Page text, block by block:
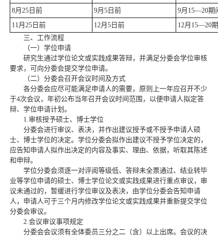
8月25日前
9月5日前
9月15—20期
11月25日前
12月5日前
12月15—20
三、工作流程
（一）学位申请
研究生通过学位论文或实践成果答辩，并满足分委会学位审核
要求，可向分委会提交学位申请。
（二）分委会召开会议时间及方式
各分委会应尽可能满足申请人的需要，原则上一年应召开不少
于4次会议，年初公布当年召开会议时间范围，以便申请人拟定答
辩、学位申请计划。
1.审核授予硕士、博士学位
分委会进行审议、表决，并作出建议授予或不授予申请人硕
士、博士学位的决定。学位分委会拟作出建议不授予学位决定的，
应告知申请人拟作出决定的内容及事实、理由、依据，听取其陈述
和申辩。
学位分委会须逐一对评阅等级低、答辩未全票通过、结业转毕
业等学位申请的硕士、博士学位论文或实践成果进行重点审议，审
议未通过的，暂缓进行学位审议及表决，由学位分委会告知申请
人，申请人可于三个月内修改学位论文或实践成果并重新提交学位
分委会审议。
2.会议审议事项规定
分委会会议须有全体委员三分之二（含）以上出席。会议的决